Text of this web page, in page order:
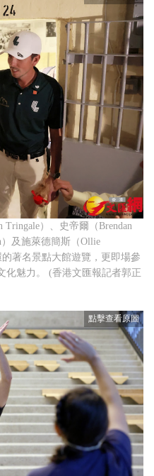
Tringale）、史帝爾（Brendan
）及施萊德簡斯（Ollie
的著名景點大館遊覽，更即場參
化魅力。 (香港文匯報記者郭正